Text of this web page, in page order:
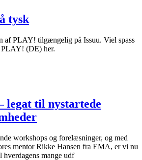
tysk
af PLAY! tilgængelig på Issuu. Viel spass
PLAY! (DE) her.
legat til nystartede
workshops og forelæsninger, og med
mentor Rikke Hansen fra EMA, er vi nu
mange udf